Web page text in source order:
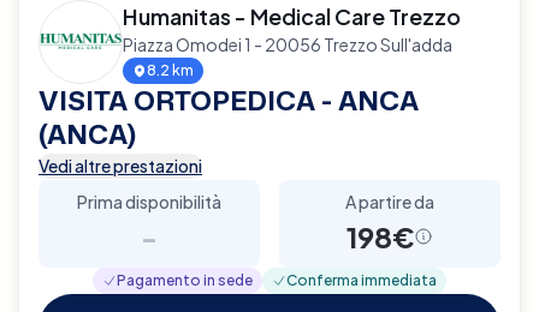
Humanitas - Medical Care Trezzo
Piazza Omodei 1 - 20056 Trezzo Sull'adda
8.2 km
VISITA ORTOPEDICA - ANCA
(ANCA)
Vedi altre prestazioni
Prima disponibilità
-
A partire da
198€
Pagamento in sede Conferma immediata